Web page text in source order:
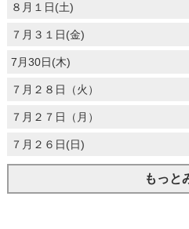
８月１日(土)
７月３１日(金)
7月30日(木)
７月２８日（火）
７月２７日（月）
７月２６日(日)
もっと